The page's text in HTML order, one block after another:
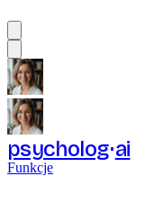
psycholog ai
Funkcje